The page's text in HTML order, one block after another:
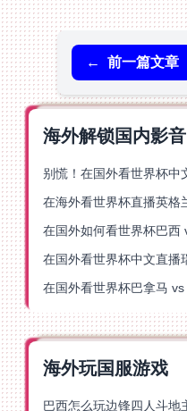
← 前一篇文章
海外解锁国内影音
海外玩国服游戏